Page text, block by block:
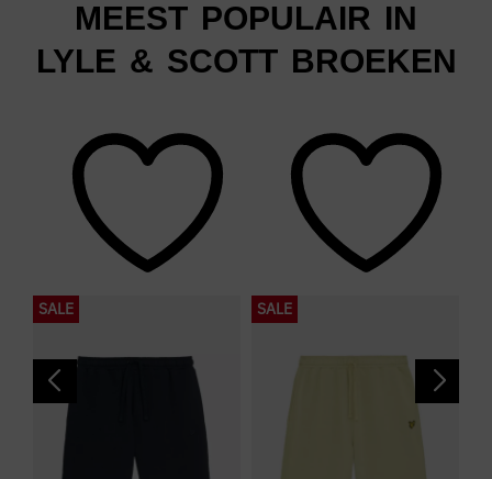
MEEST POPULAIR IN
LYLE & SCOTT BROEKEN
SALE SALE